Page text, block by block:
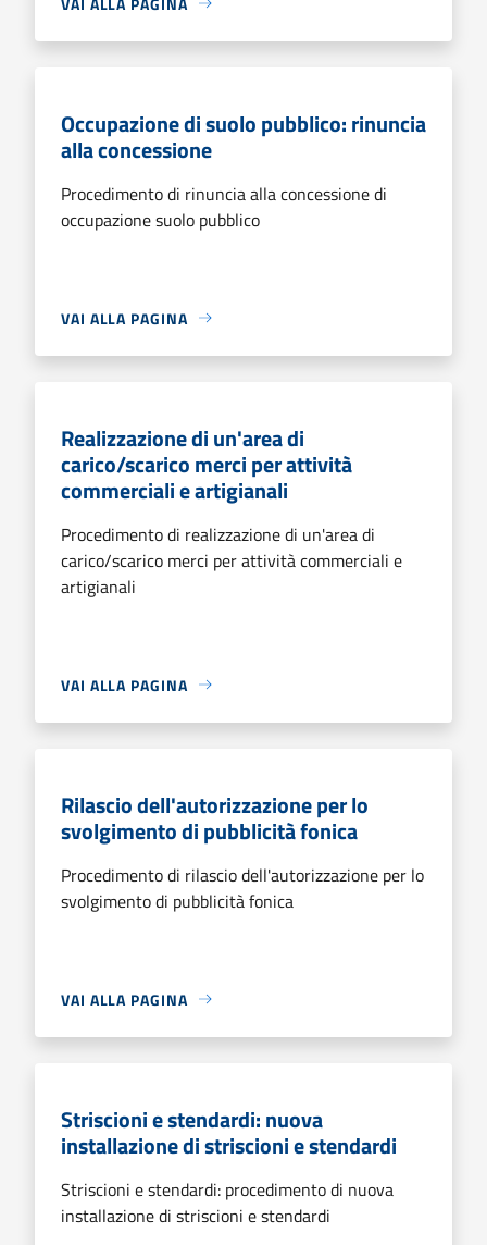
Occupazione di suolo pubblico: rinuncia
alla concessione
Procedimento di rinuncia alla concessione di
occupazione suolo pubblico
VAI ALLA PAGINA
Realizzazione di un'area di
carico/scarico merci per attività
commerciali e artigianali
Procedimento di realizzazione di un'area di
carico/scarico merci per attività commerciali e
artigianali
VAI ALLA PAGINA
Rilascio dell'autorizzazione per lo
svolgimento di pubblicità fonica
Procedimento di rilascio dell'autorizzazione per lo
svolgimento di pubblicità fonica
VAI ALLA PAGINA
Striscioni e stendardi: nuova
installazione di striscioni e stendardi
Striscioni e stendardi: procedimento di nuova
installazione di striscioni e stendardi